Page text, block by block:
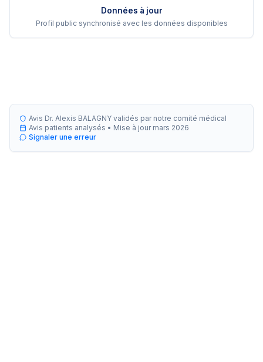
Données à jour
Profil public synchronisé avec les données disponibles
Avis Dr. Alexis BALAGNY validés par notre comité médical
Avis patients analysés • Mise à jour mars 2026
Signaler une erreur